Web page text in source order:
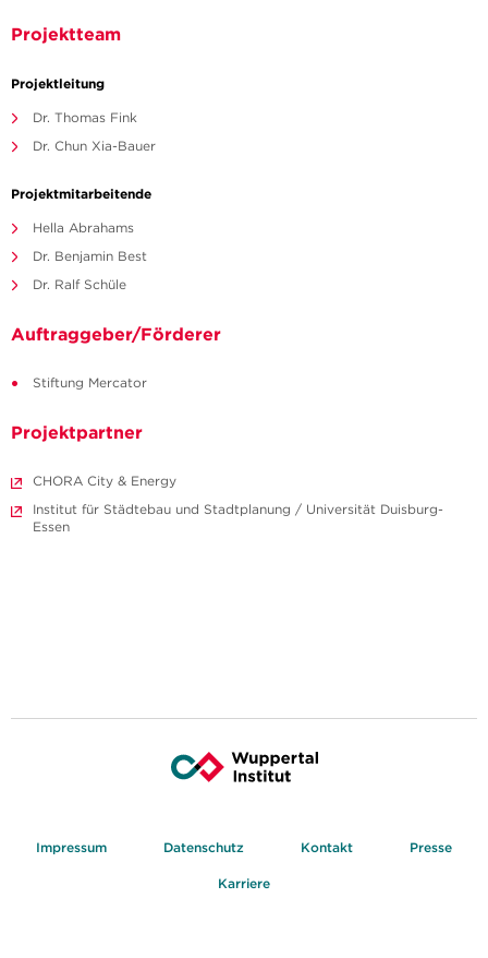
Projektteam
Projektleitung
Dr. Thomas Fink
Dr. Chun Xia-Bauer
Projektmitarbeitende
Hella Abrahams
Dr. Benjamin Best
Dr. Ralf Schüle
Auftraggeber/Förderer
Stiftung Mercator
Projektpartner
CHORA City & Energy
Institut für Städtebau und Stadtplanung / Universität Duisburg-
Essen
Impressum Datenschutz Kontakt Presse
Karriere